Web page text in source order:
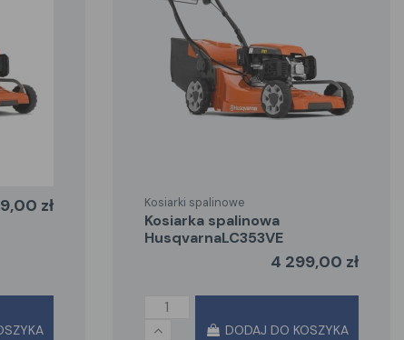
zł Kosiarki spalinowe
kosiarka spalinowa
HusqvarnaLC353VE
4 299,00 zł
DODAJ DO KOSZYKA